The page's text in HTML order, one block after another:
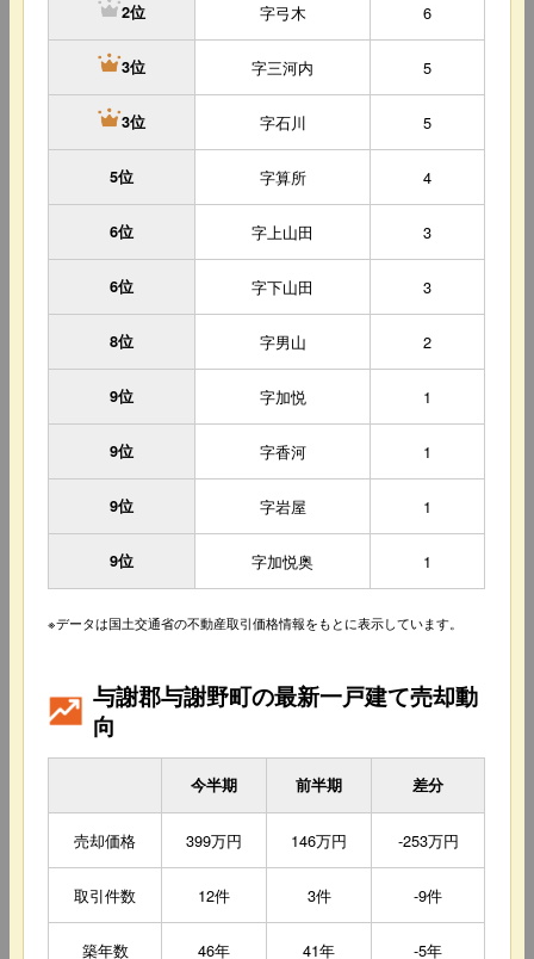
2位 字弓木 6
3位 字三河内 5
3位 字石川 5
5位 字算所 4
6位 字上山田 3
6位 字下山田 3
8位 字男山 2
9位 字加悦 1
9位 字香河 1
9位 字岩屋 1
9位 字加悦奥 1
※データは国土交通省の不動産取引価格情報をもとに表示しています。
与謝郡与謝野町の最新一戸建て売却動
向
今半期 前半期 差分
売却価格 399万円 146万円 -253万円
取引件数 12件 3件 -9件
築年数 46年 41年 -5年